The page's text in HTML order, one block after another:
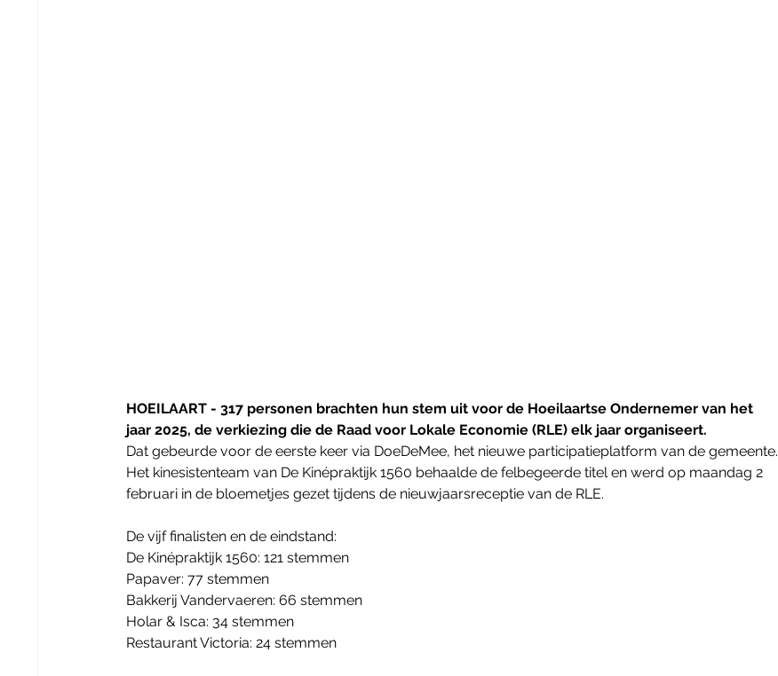
HOEILAART - 317 personen brachten hun stem uit voor de Hoeilaartse Ondernemer van het
jaar 2025, de verkiezing die de Raad voor Lokale Economie (RLE) elk jaar organiseert.
Dat gebeurde voor de eerste keer via DoeDeMee, het nieuwe participatieplatform van de gemeente.
Het kinesistenteam van De Kinépraktijk 1560 behaalde de felbegeerde titel en werd op maandag 2
februari in de bloemetjes gezet tijdens de nieuwjaarsreceptie van de RLE.
De vijf finalisten en de eindstand:
De Kinépraktijk 1560: 121 stemmen
Papaver: 77 stemmen
Bakkerij Vandervaeren: 66 stemmen
Holar & Isca: 34 stemmen
Restaurant Victoria: 24 stemmen